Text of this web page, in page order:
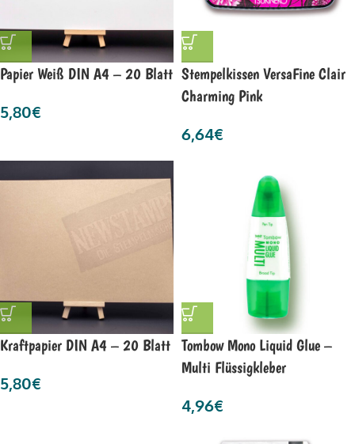
Papier Weiß DIN A4 – 20 Blatt
5,80€
Stempelkissen VersaFine Clair
Charming Pink
6,64€
Kraftpapier DIN A4 – 20 Blatt
5,80€
Tombow Mono Liquid Glue –
Multi Flüssigkleber
4,96€